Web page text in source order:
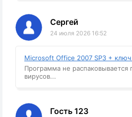
Сергей
24 июля 2026 16:52
Microsoft Office 2007 SP3 + ключ
Программа не распаковывается
вирусов...
Гость 123